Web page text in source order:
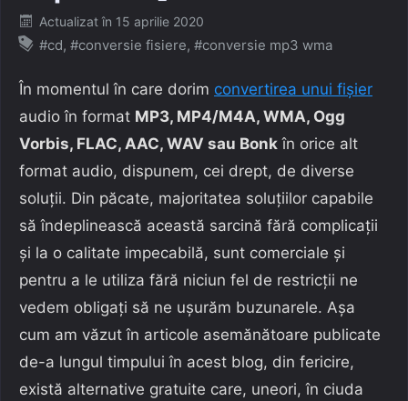
Posted
on
Actualizat în 15 aprilie 2020
#cd, #conversie fisiere, #conversie mp3 wma
În momentul în care dorim convertirea unui fișier
audio în format MP3, MP4/M4A, WMA, Ogg
Vorbis, FLAC, AAC, WAV sau Bonk în orice alt
format audio, dispunem, cei drept, de diverse
soluții. Din păcate, majoritatea soluțiilor capabile
să îndeplinească această sarcină fără complicații
și la o calitate impecabilă, sunt comerciale și
pentru a le utiliza fără niciun fel de restricții ne
vedem obligați să ne ușurăm buzunarele. Așa
cum am văzut în articole asemănătoare publicate
de-a lungul timpului în acest blog, din fericire,
există alternative gratuite care, uneori, în ciuda